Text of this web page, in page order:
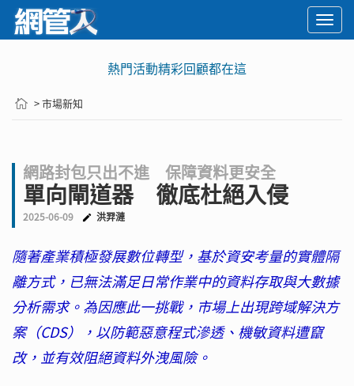
熱門活動精彩回顧都在這
> 市場新知
網路封包只出不進 保障資料更安全
單向閘道器 徹底杜絕入侵
2025-06-09 洪羿漣
隨著產業積極發展數位轉型，基於資安考量的實體隔
離方式，已無法滿足日常作業中的資料存取與大數據
分析需求。為因應此一挑戰，市場上出現跨域解決方
案（CDS），以防範惡意程式滲透、機敏資料遭竄
改，並有效阻絕資料外洩風險。